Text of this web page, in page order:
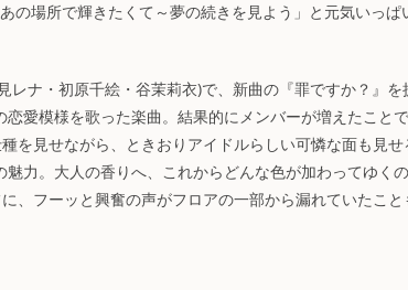
の場所で輝きたくて～夢の続きを見よう」と元気いっぱ
ナ・初原千絵・谷茉莉衣)で、新曲の『罪ですか？』を
愛模様を歌った楽曲。結果的にメンバーが増えたことで
見せながら、ときおりアイドルらしい可憐な面も見せ
力。大人の香りへ、これからどんな色が加わってゆくの
フーッと興奮の声がフロアの一部から漏れていたこと